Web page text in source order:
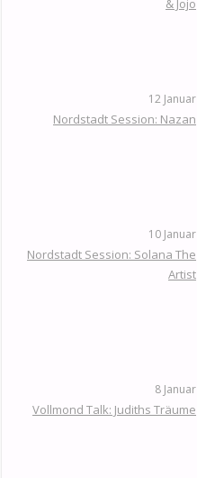
& Jojo
12 Januar
Nordstadt Session: Nazan
10 Januar
Nordstadt Session: Solana The
Artist
8 Januar
Vollmond Talk: Judiths Träume